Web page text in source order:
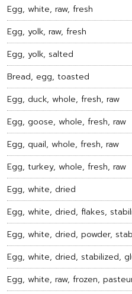
Egg, white, raw, fresh
Egg, yolk, raw, fresh
Egg, yolk, salted
Bread, egg, toasted
Egg, duck, whole, fresh, raw
Egg, goose, whole, fresh, raw
Egg, quail, whole, fresh, raw
Egg, turkey, whole, fresh, raw
Egg, white, dried
Egg, white, dried, flakes,
Egg, white, dried, powder,
Egg, white, dried, stabilized,
Egg, white, raw, frozen,